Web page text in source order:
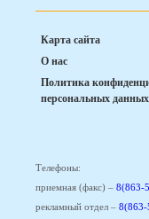
Карта сайта
О нас
Политика
персональных данных
Телефоны:
приемная (факс) – 8(863-
рекламный отдел –